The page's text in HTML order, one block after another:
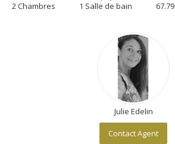
2 Chambres 1 Salle de bain
Julie Edelin
Contact Agent